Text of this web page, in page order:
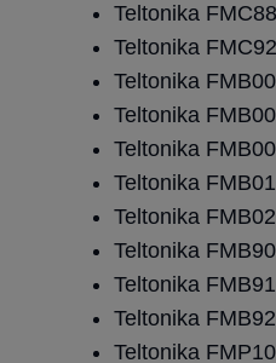
Teltonika
Teltonika
Teltonika
Teltonika
Teltonika
Teltonika
Teltonika
Teltonika
Teltonika
Teltonika
Teltonika